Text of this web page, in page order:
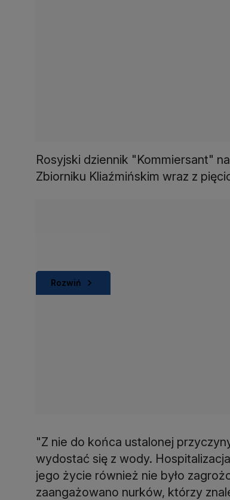
Rosyjski dziennik "Kommiersant"
Zbiorniku Kliaźmińskim wraz z
Rozwiń
"Z nie do końca ustalonej
wydostać się z wody.
jego życie również nie było
zaangażowano nurków, którzy